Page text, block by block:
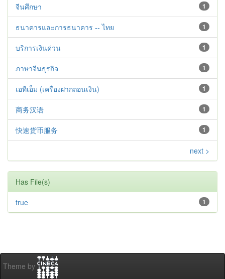
1
จีนศึกษา
1
ธนาคารและการธนาคาร -- ไทย
1
บริการเงินด่วน
1
ภาษาจีนธุรกิจ
1
เอทีเอ็ม (เครื่องฝากถอนเงิน)
1
商务汉语
1
快速货币服务
next >
Has File(s)
1
true
Theme by